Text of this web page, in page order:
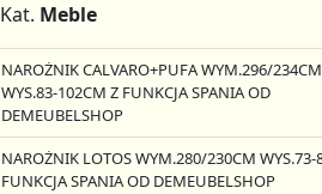
Kat. Meble
NAROŻNIK CALVARO+PUFA WYM.296/234CM
WYS.83-102CM Z FUNKCJA SPANIA OD
DEMEUBELSHOP
NAROŻNIK LOTOS WYM.280/230CM WYS.73-
FUNKCJA SPANIA OD DEMEUBELSHOP